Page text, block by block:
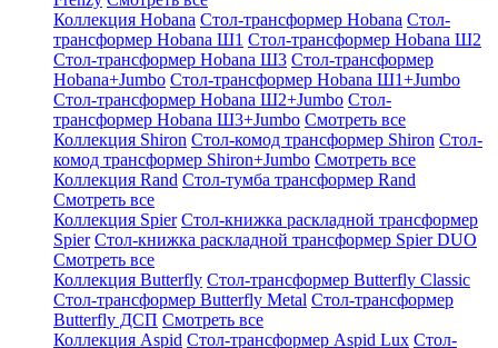
Коллекция Hobana Стол-трансформер Hobana Стол-
трансформер Hobana Ш1 Стол-трансформер Hobana Ш2
Стол-трансформер Hobana Ш3 Стол-трансформер
Hobana+Jumbo Стол-трансформер Hobana Ш1+Jumbo
Стол-трансформер Hobana Ш2+Jumbo Стол-
трансформер Hobana Ш3+Jumbo Смотреть все
Коллекция Shiron Стол-комод трансформер Shiron Стол-
комод трансформер Shiron+Jumbo Смотреть все
Коллекция Rand Стол-тумба трансформер Rand
Смотреть все
Коллекция Spier Стол-книжка раскладной трансформер
Spier Стол-книжка раскладной трансформер Spier DUO
Смотреть все
Коллекция Butterfly Стол-трансформер Butterfly Classic
Стол-трансформер Butterfly Metal Стол-трансформер
Butterfly ДСП Смотреть все
Коллекция Aspid Стол-трансформер Aspid Lux Стол-